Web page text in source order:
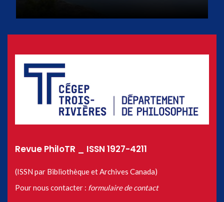
Revue PhiloTR _ ISSN 1927-4211
(ISSN par Bibliothèque et Archives Canada)
Pour nous contacter : formulaire de contact